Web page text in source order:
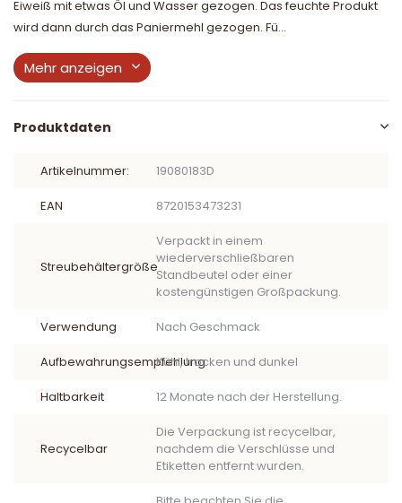
Eiweiß mit etwas Öl und Wasser gezogen. Das feuchte Produkt
wird dann durch das Paniermehl gezogen. Fü...
Mehr anzeigen
Produktdaten
Artikelnummer: 19080183D
EAN 8720153473231
Streubehältergröße
Verpackt in einem
wiederverschließbaren
Standbeutel oder einer
kostengünstigen Großpackung.
Verwendung Nach Geschmack
AufbewahrungsempfehlungKühl, trocken und dunkel
Haltbarkeit 12 Monate nach der Herstellung.
Recycelbar
Die Verpackung ist recycelbar,
nachdem die Verschlüsse und
Etiketten entfernt wurden.